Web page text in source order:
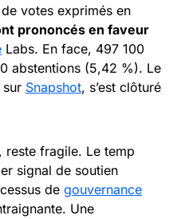
votes exprimés en
prononcés en faveur
Labs. En face, 497 100
abstentions (5,42 %). Le
Snapshot, s’est clôturé
reste fragile. Le temp
signal de soutien
de gouvernance
Une